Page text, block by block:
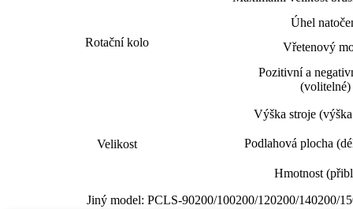
Rotační kolo
Úhel
Vřetenový
Pozitivní a
(volitelné)
Velikost
Výška stroje
Podlahová plocha
Hmotnost
Jiný model: PCLS-90200/100200/120200/140200/